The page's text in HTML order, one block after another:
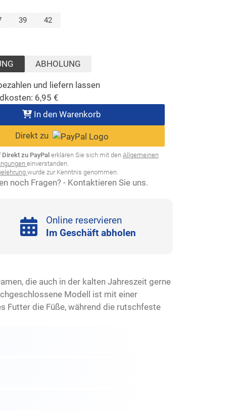
39
42
ABHOLUNG
und liefern lassen
6,95 €
In den Warenkorb
Direkt zu
Direkt zu PayPal erklären Sie sich mit den Allgemeinen
einverstanden.
wurde zur Kenntnis genommen.
noch Fragen? - Kontaktieren Sie uns.
Online reservieren
Im Geschäft abholen
die auch in der kalten Jahreszeit gerne
Modell ist mit einer
Futter die Füße, während die rutschfeste